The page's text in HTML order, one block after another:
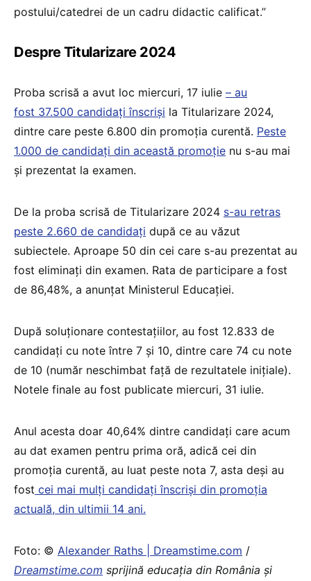
postului/catedrei de un cadru didactic calificat.”
Despre Titularizare 2024
Proba scrisă a avut loc miercuri, 17 iulie – au
fost 37.500 candidați înscriși la Titularizare 2024,
dintre care peste 6.800 din promoția curentă. Peste
1.000 de candidați din această promoție nu s-au mai
și prezentat la examen.
De la proba scrisă de Titularizare 2024 s-au retras
peste 2.660 de candidați după ce au văzut
subiectele. Aproape 50 din cei care s-au prezentat au
fost eliminați din examen. Rata de participare a fost
de 86,48%, a anunțat Ministerul Educației.
După soluționare contestațiilor, au fost 12.833 de
candidați cu note între 7 și 10, dintre care 74 cu note
de 10 (număr neschimbat față de rezultatele inițiale).
Notele finale au fost publicate miercuri, 31 iulie.
Anul acesta doar 40,64% dintre candidați care acum
au dat examen pentru prima oră, adică cei din
promoția curentă, au luat peste nota 7, asta deși au
fost cei mai mulți candidați înscriși din promoția
actuală, din ultimii 14 ani.
Foto: © Alexander Raths | Dreamstime.com /
Dreamstime.com sprijină educaţia din România şi